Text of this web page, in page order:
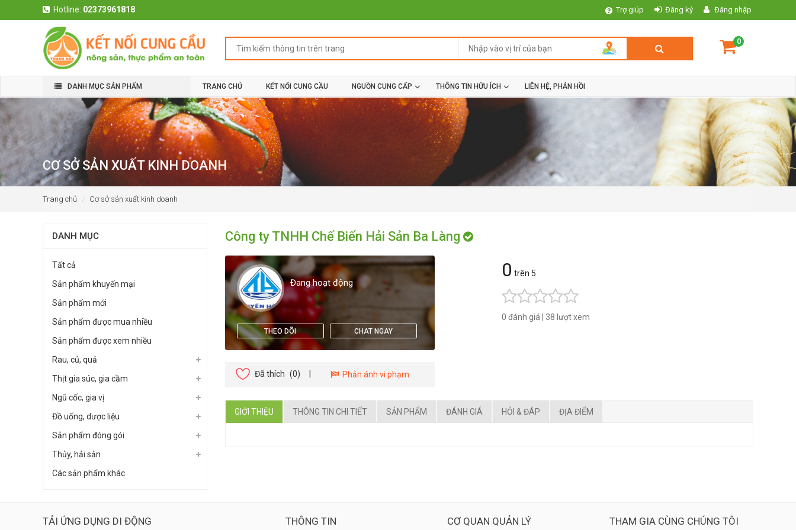
Hotline: 02373961818 Trợ giúp Đăng ký Đăng nhập
0
DANH MỤC SẢN PHẨM TRANG CHỦ KẾT NỐI CUNG CẦU NGUỒN CUNG CẤP THÔNG TIN HỮU ÍCH LIÊN HỆ, PHẢN HỒI
CƠ SỞ SẢN XUẤT KINH DOANH
Trang chủ Cơ sở sản xuất kinh doanh
DANH MỤC
Tất cả
Sản phẩm khuyến mại
Sản phẩm mới
Sản phẩm được mua nhiều
Sản phẩm được xem nhiều
Rau, củ, quả
Thịt gia súc, gia cầm
Ngũ cốc, gia vị
Đồ uống, dược liệu
Sản phẩm đóng gói
Thủy, hải sản
Các sản phẩm khác
Công ty TNHH Chế Biến Hải Sản Ba Làng
Đang hoạt động
THEO DÕI CHAT NGAY
Đã thích (0) Phản ánh vi phạm
0 trên 5
0 đánh giá 38 lượt xem
GIỚI THIỆU THÔNG TIN CHI TIẾT SẢN PHẨM ĐÁNH GIÁ HỎI & ĐÁP ĐỊA ĐIỂM
TẢI ỨNG DỤNG DI ĐỘNG THÔNG TIN CƠ QUAN QUẢN LÝ THAM GIA CÙNG CHÚNG TÔI